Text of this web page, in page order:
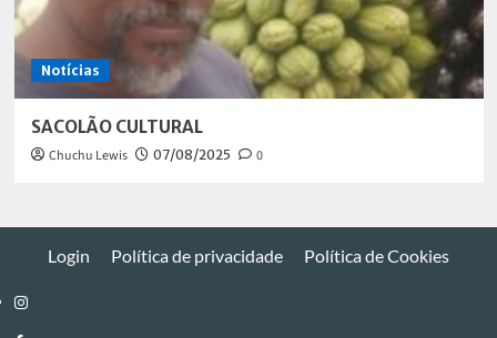
Notícias
SACOLÃO CULTURAL
Chuchu Lewis 07/08/2025 0
Login Política de privacidade Política de Cookies
Instagram